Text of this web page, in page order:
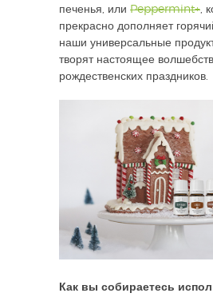
печенья, или Peppermint+,
прекрасно дополняет
наши универсальные
творят настоящее
рождественских праздников.
Как вы собираетесь